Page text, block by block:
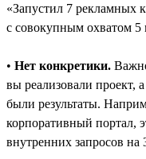
«Запустил 7 рекламных
с совокупным охватом 5
• Нет конкретики.
вы реализовали проект,
были результаты.
корпоративный портал,
внутренних запросов на